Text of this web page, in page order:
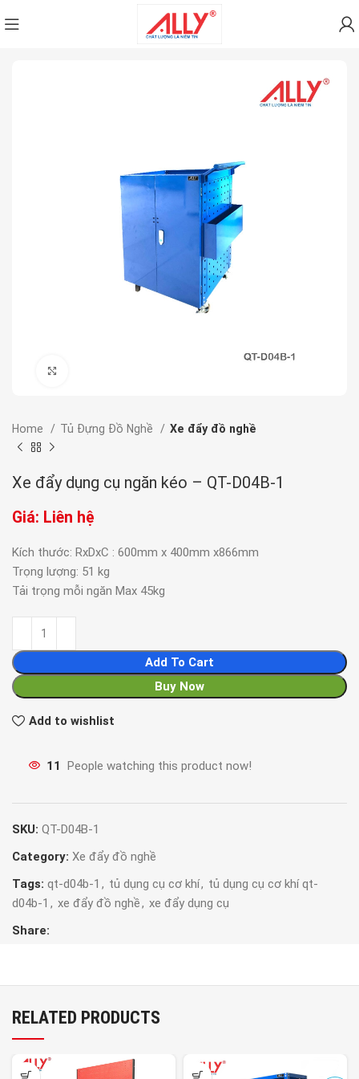
Home Tủ Đựng Đồ Nghề Xe đẩy đồ nghề
Xe đẩy dụng cụ ngăn kéo – QT-D04B-1
Giá: Liên hệ
Kích thước: RxDxC : 600mm x 400mm x866mm
Trọng lượng: 51 kg
Tải trọng mỗi ngăn Max 45kg
Add To Cart
Buy Now
Add to wishlist
11 People watching this product now!
SKU: QT-D04B-1
Category: Xe đẩy đồ nghề
Tags: qt-d04b-1 , tủ dụng cụ cơ khí, tủ dụng cụ cơ khí qt-
d04b-1 , xe đẩy đồ nghề, xe đẩy dụng cụ
Share:
RELATED PRODUCTS